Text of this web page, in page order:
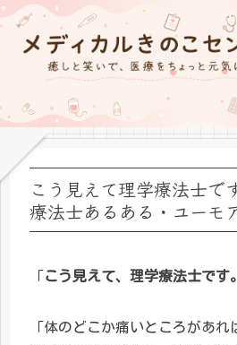
こう見えて理学療法士で
療法士あるある・ユーモ
「こう見えて、理学療法士です。
「体のどこか痛いところがあれ